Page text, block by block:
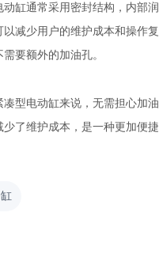
通常采用密封结构，内部润
减少用户的维护成本和操作
要额外的加油孔。
电动缸来说，无需担心加油
了维护成本，是一种更加便